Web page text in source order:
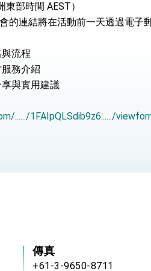
自由世界 需要台灣，團結合作方能守
說明臺美合作三大戰略方向 盼與
，闡述印太安全局勢，籲深化台印尼
耶哥訪問團
得有利戰略地位 全力支持「臺美對等
數位實力，達成固邦榮邦目標
合作策略小組」跨部會會議
持「總合外交」與台歐美日關係深化
部時間 AEST）
的連結將在活動前一天透過電子
流程
務介紹
與實用建議
....../1FAIpQLSdib9z6....../
傳真
+61-3-9650-8711